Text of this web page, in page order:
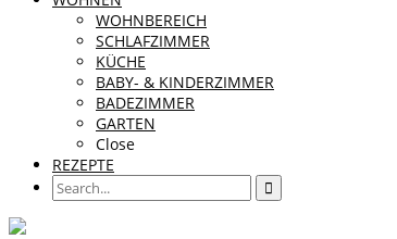
WOHNBEREICH
SCHLAFZIMMER
KÜCHE
BABY- & KINDERZIMMER
BADEZIMMER
GARTEN
Close
REZEPTE